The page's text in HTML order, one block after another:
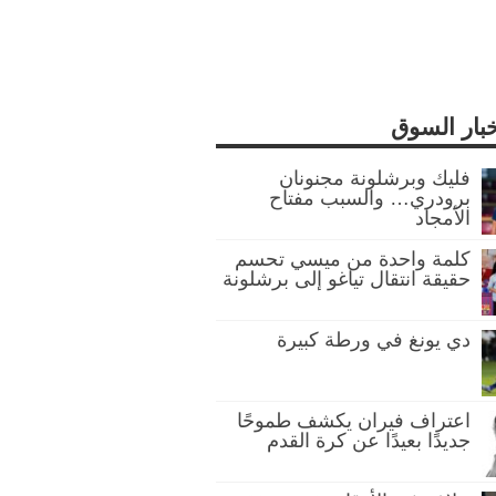
السوق
فليك وبرشلونة مجنونان
برودري… والسبب مفتاح
الأمجاد
كلمة واحدة من ميسي تحسم
حقيقة انتقال تياغو إلى برشلونة
دي يونغ في ورطة كبيرة
اعتراف فيران يكشف طموحًا
جديدًا بعيدًا عن كرة القدم